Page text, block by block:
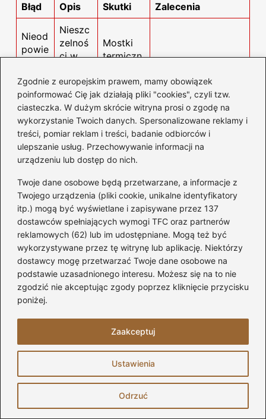
Zgodnie z europejskim prawem, mamy obowiązek
poinformować Cię jak działają pliki "cookies", czyli tzw.
ciasteczka. W dużym skrócie witryna prosi o zgodę na
wykorzystanie Twoich danych. Spersonalizowane reklamy i
treści, pomiar reklam i treści, badanie odbiorców i
ulepszanie usług. Przechowywanie informacji na
urządzeniu lub dostęp do nich.
Twoje dane osobowe będą przetwarzane, a informacje z
Twojego urządzenia (pliki cookie, unikalne identyfikatory
itp.) mogą być wyświetlane i zapisywane przez 137
dostawców spełniających wymogi TFC oraz partnerów
reklamowych (62) lub im udostępniane. Mogą też być
wykorzystywane przez tę witrynę lub aplikację. Niektórzy
dostawcy mogę przetwarzać Twoje dane osobowe na
podstawie uzasadnionego interesu. Możesz się na to nie
zgodzić nie akceptując zgody poprzez kliknięcie przycisku
poniżej.
Ustawienia
Odrzuć
Zaakceptuj
Błąd Opis Skutki Zalecenia
Nieod
powie
zabez
piecz
enie
połąc
zeń
Nieszc
zelnoś
ci w
ach
łączeń
rur z
izolacj
ą
Mostki
termiczn
ciepła,
kondens
acja
wilgoci
izolacji taśmą
aluminiową
Zbyt
lub za
duże
otulin
y
izolac
yjne
Niepra
widłow
przyle
ganie
otulin
do rur
Problem
y z
nieszczel
nościami
Dokładne mierzenie
średnicy i długości
rur, precyzyjne
cięcie materiału
izolacyjnego
Niewł
aściw
a
grubo
izolac
Izolacj
ci
Brak
ochrony
kondens
acja
wilgoci
Stosowanie
minimalnej grubości
lokalnych
Brak
eprow
Drobne
problem